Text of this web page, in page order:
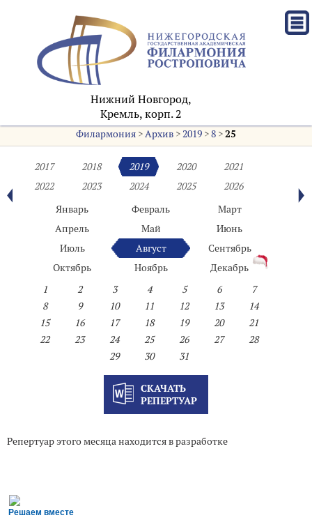
Нижний Новгород,
Кремль, корп. 2
Филармония>Архив>2019>8>25
2017 2018 2019 2020
2021
2022
2023 2024 2025
2026
Январь
Февраль
Март
Апрель
Май
Июнь
Июль
Август
Сентябрь
Октябрь
Ноябрь
Декабрь
1
2 3 4 5 6
7
8
9 10 11 12 13
14
15
16 17 18 19 20
21
22
23 24 25 26 27
28
29
30 31
СКАЧАТЬ
РЕПЕРТУАР
Репертуар этого месяца находится в разработке
Решаем вместе